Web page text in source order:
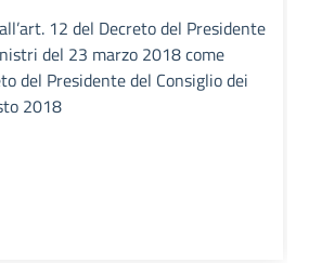
12 del Decreto del Presidente
del 23 marzo 2018 come
del Presidente del Consiglio dei
2018